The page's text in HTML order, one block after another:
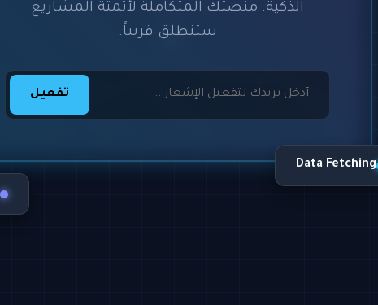
الذكية. منصتك المتكاملة لأتمتة المشاريع
ستنطلق قريباً.
تفعيل
Data Fetching